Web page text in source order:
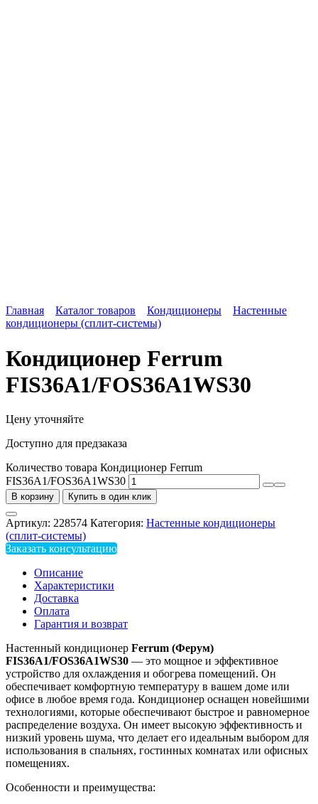
Главная Каталог товаров Кондиционеры
Настенные
кондиционеры (сплит-системы)
Кондиционер Ferrum
FIS36A1/FOS36A1WS30
Цену уточняйте
Доступно для предзаказа
Количество товара Кондиционер Ferrum
FIS36A1/FOS36A1WS30
В корзину Купить в один клик
Артикул: 228574 Категория: Настенные кондиционеры
(сплит-системы)
Заказать консультацию
Описание
Характеристики
Доставка
Оплата
Гарантия и возврат
Настенный кондиционер Ferrum (Ферум)
FIS36A1/FOS36A1WS30 — это мощное и эффективное
устройство для охлаждения и обогрева помещений. Он
обеспечивает комфортную температуру в вашем доме или
офисе в любое время года. Кондиционер оснащен новейшими
технологиями, которые обеспечивают быстрое и равномерное
распределение воздуха. Он имеет высокую эффективность и
низкий уровень шума, что делает его идеальным выбором для
использования в спальнях, гостинных комнатах или офисных
помещениях.
Особенности и преимущества: